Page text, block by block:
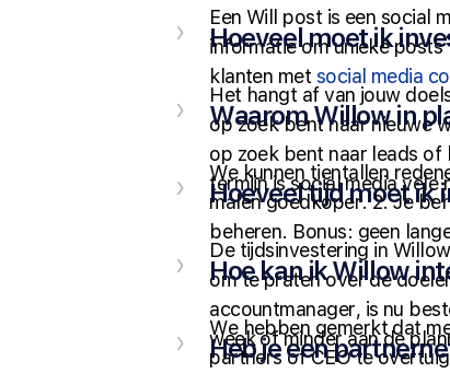
Een Will post is een social
informatie om unieke
klanten met social media
Hoeveel moet ik
Het hangt af van jouw
op zoek bent naar nieuwe
op zoek bent naar leads
termijn is social media vele
Waarom Willow in
We kunnen tientallen
malen goedkoper. 2. Je
beheren. Bonus: geen
Hoeveel tijd moet ik
De tijdsinvestering in
om te praten over de
accountmanager, is nu
week of minder aan de
Hoe kan ik Willow
We hebben gemerkt dat
partners of CEO te
Heb je een